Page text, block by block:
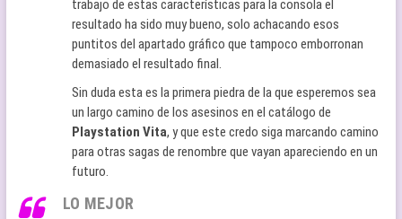
trabajo de estas características para la consola el
resultado ha sido muy bueno, solo achacando esos
puntitos del apartado gráfico que tampoco emborronan
demasiado el resultado final.
Sin duda esta es la primera piedra de la que esperemos sea
un largo camino de los asesinos en el catálogo de
Playstation Vita, y que este credo siga marcando camino
para otras sagas de renombre que vayan apareciendo en un
futuro.
LO MEJOR